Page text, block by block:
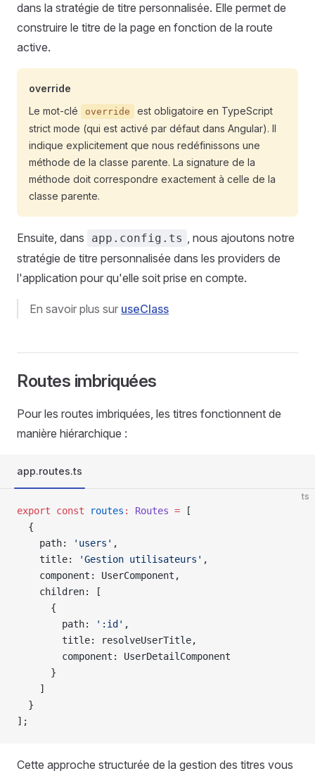
dans la stratégie de titre personnalisée. Elle permet de
construire le titre de la page en fonction de la route
active.
override
Le mot-clé
override
est obligatoire en TypeScript
strict mode (qui est activé par défaut dans Angular). Il
indique explicitement que nous redéfinissons une
méthode de la classe parente. La signature de la
méthode doit correspondre exactement à celle de la
classe parente.
Ensuite, dans app.config.ts , nous ajoutons notre
stratégie de titre personnalisée dans les providers de
l'application pour qu'elle soit prise en compte.
En savoir plus sur useClass
Routes imbriquées
Pour les routes imbriquées, les titres fonctionnent de
manière hiérarchique :
app.routes.ts
ts
export const routes : Routes = [
  {
    path:
'users' ,
    title:
'Gestion utilisateurs' ,
    component: UserComponent,
    children: [
      {
        path:
':id' ,
        title: resolveUserTitle,
        component: UserDetailComponent
      }
    ]
  }
];
Cette approche structurée de la gestion des titres vous